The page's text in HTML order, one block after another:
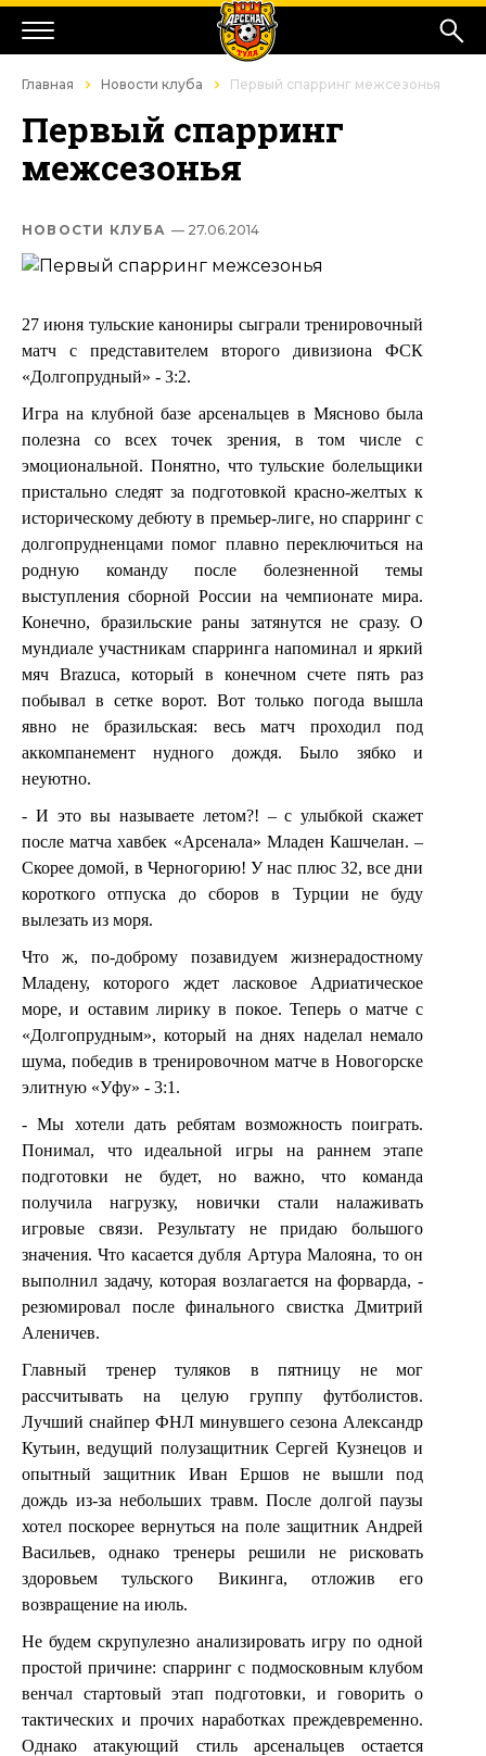
Главная Новости клуба Первый спарринг межсезонья
Первый спарринг
межсезонья
НОВОСТИ КЛУБА — 27.06.2014
27 июня тульские канониры сыграли тренировочный
матч с представителем второго дивизиона ФСК
«Долгопрудный» - 3:2.
Игра на клубной базе арсенальцев в Мясново была
полезна со всех точек зрения, в том числе с
эмоциональной. Понятно, что тульские болельщики
пристально следят за подготовкой красно-желтых к
историческому дебюту в премьер-лиге, но спарринг с
долгопрудненцами помог плавно переключиться на
родную команду после болезненной темы
выступления сборной России на чемпионате мира.
Конечно, бразильские раны затянутся не сразу. О
мундиале участникам спарринга напоминал и яркий
мячBrazuca, который в конечном счете пять раз
побывал в сетке ворот. Вот только погода вышла
явно не бразильская: весь матч проходил под
аккомпанемент нудного дождя. Было зябко и
неуютно.
- И это вы называете летом?! – с улыбкой скажет
после матча хавбек «Арсенала» Младен Кашчелан. –
Скорее домой, в Черногорию! У нас плюс 32, все дни
короткого отпуска до сборов в Турции не буду
вылезать из моря.
Что ж, по-доброму позавидуем жизнерадостному
Младену, которого ждет ласковое Адриатическое
море, и оставим лирику в покое. Теперь о матче с
«Долгопрудным», который на днях наделал немало
шума, победив в тренировочном матче в Новогорске
элитную «Уфу» - 3:1.
- Мы хотели дать ребятам возможность поиграть.
Понимал, что идеальной игры на раннем этапе
подготовки не будет, но важно, что команда
получила нагрузку, новички стали налаживать
игровые связи. Результату не придаю большого
значения. Что касается дубля Артура Малояна, то он
выполнил задачу, которая возлагается на форварда, -
резюмировал после финального свистка Дмитрий
Аленичев.
Главный тренер туляков в пятницу не мог
рассчитывать на целую группу футболистов.
Лучший снайпер ФНЛ минувшего сезона Александр
Кутьин, ведущий полузащитник Сергей Кузнецов и
опытный защитник Иван Ершов не вышли под
дождь из-за небольших травм. После долгой паузы
хотел поскорее вернуться на поле защитник Андрей
Васильев, однако тренеры решили не рисковать
здоровьем тульского Викинга, отложив его
возвращение на июль.
Не будем скрупулезно анализировать игру по одной
простой причине: спарринг с подмосковным клубом
венчал стартовый этап подготовки, и говорить о
тактических и прочих наработках преждевременно.
Однако атакующий стиль арсенальцев остается